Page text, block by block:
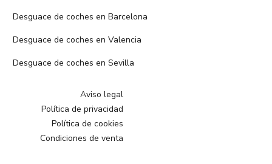
Desguace de coches en Barcelona
Desguace de coches en Valencia
Desguace de coches en Sevilla
Aviso legal
Política de privacidad
Política de cookies
Condiciones de venta